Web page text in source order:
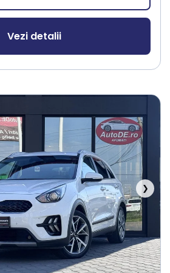
Vezi detalii
❯